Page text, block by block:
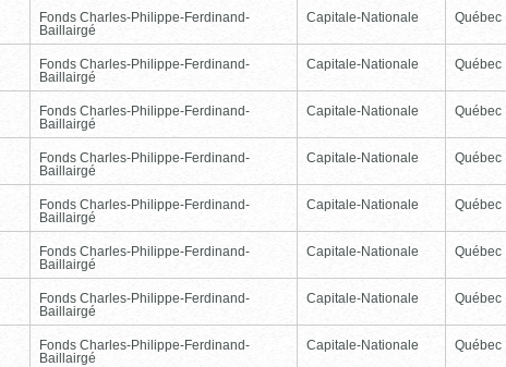
Fonds Charles-Philippe-Ferdinand-
Baillairgé
Capitale-Nationale Québec
Fonds Charles-Philippe-Ferdinand-
Baillairgé
Capitale-Nationale Québec
Fonds Charles-Philippe-Ferdinand-
Baillairgé
Capitale-Nationale Québec
Fonds Charles-Philippe-Ferdinand-
Baillairgé
Capitale-Nationale Québec
Fonds Charles-Philippe-Ferdinand-
Baillairgé
Capitale-Nationale Québec
Fonds Charles-Philippe-Ferdinand-
Baillairgé
Capitale-Nationale Québec
Fonds Charles-Philippe-Ferdinand-
Baillairgé
Capitale-Nationale Québec
Fonds Charles-Philippe-Ferdinand-
Baillairgé
Capitale-Nationale Québec